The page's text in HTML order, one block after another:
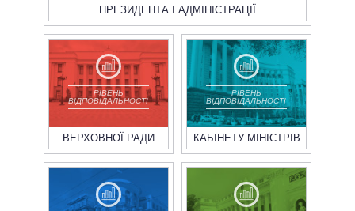
ПРЕЗИДЕНТА І АДМІНІСТРАЦІЇ
РІВЕНЬ
ВІДПОВІДАЛЬНОСТІ
ВЕРХОВНОЇ РАДИ
РІВЕНЬ
ВІДПОВІДАЛЬНОСТІ
КАБІНЕТУ МІНІСТРІВ